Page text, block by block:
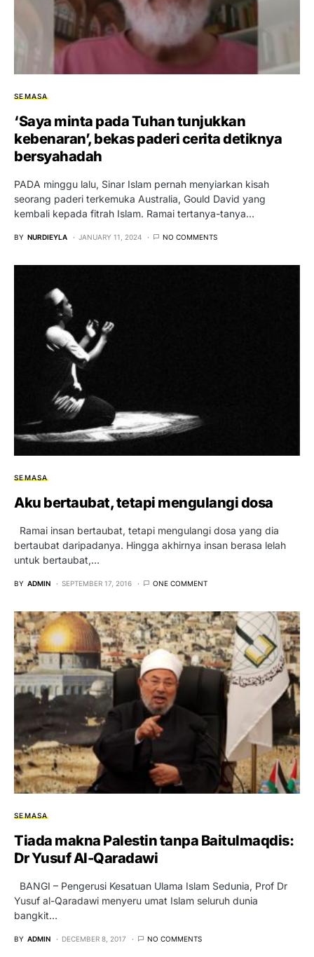
SEMASA
‘Saya minta pada Tuhan tunjukkan
kebenaran’, bekas paderi cerita detiknya
bersyahadah
PADA minggu lalu, Sinar Islam pernah menyiarkan kisah
seorang paderi terkemuka Australia, Gould David yang
kembali kepada fitrah Islam. Ramai tertanya-tanya…
BY NURDIEYLA JANUARY 11, 2024 NO COMMENTS
SEMASA
Aku bertaubat, tetapi mengulangi dosa
Ramai insan bertaubat, tetapi mengulangi dosa yang dia
bertaubat daripadanya. Hingga akhirnya insan berasa lelah
untuk bertaubat,…
BY ADMIN SEPTEMBER 17, 2016 ONE COMMENT
SEMASA
Tiada makna Palestin tanpa Baitulmaqdis:
Dr Yusuf Al-Qaradawi
BANGI – Pengerusi Kesatuan Ulama Islam Sedunia, Prof Dr
Yusuf al-Qaradawi menyeru umat Islam seluruh dunia
bangkit…
BY ADMIN DECEMBER 8, 2017 NO COMMENTS